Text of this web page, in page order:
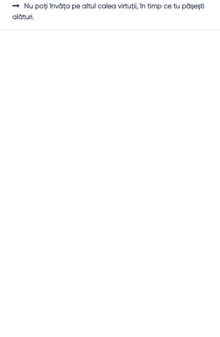
Nu poţi învăţa pe altul calea virtuţii, în timp ce tu păşeşti
alături.